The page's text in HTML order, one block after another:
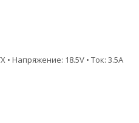
• Напряжение: 18.5V • Ток: 3.5A